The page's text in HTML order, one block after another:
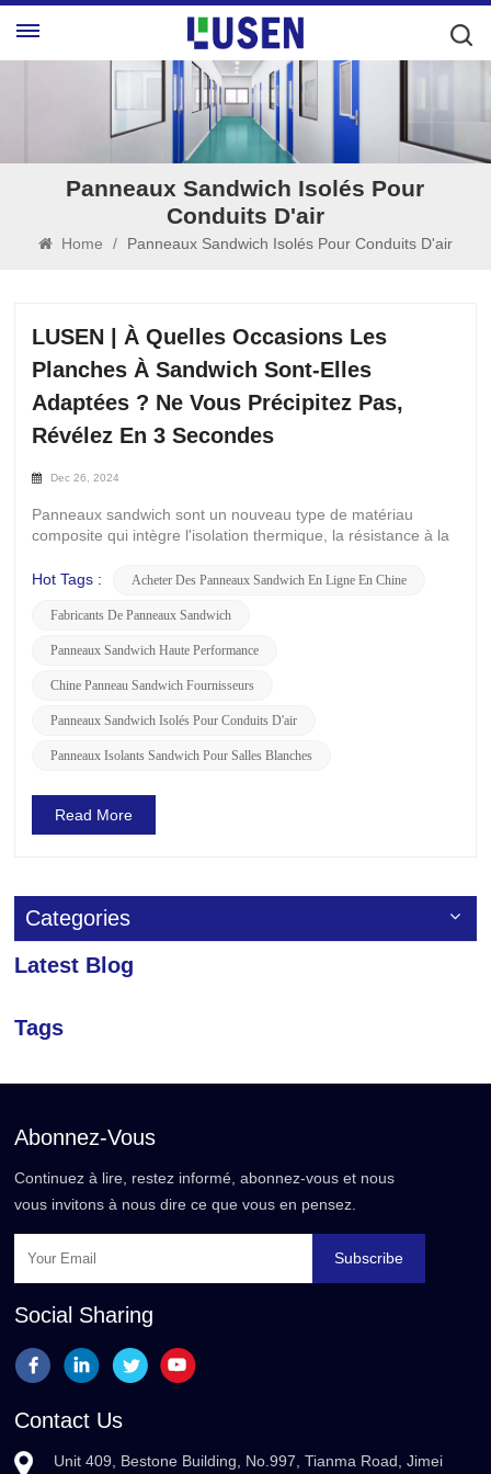
Panneaux Sandwich Isolés Pour
Conduits D'air
Home / Panneaux Sandwich Isolés Pour Conduits D'air
LUSEN | À Quelles Occasions Les
Planches À Sandwich Sont-Elles
Adaptées ? Ne Vous Précipitez Pas,
Révélez En 3 Secondes
Dec 26, 2024
Panneaux sandwich sont un nouveau type de matériau
composite qui intègre l'isolation thermique, la résistance à la
raison de leurs propriétés uniques et de leur large
divers do...
Hot Tags : Acheter Des Panneaux Sandwich En Ligne En Chine
Fabricants De Panneaux Sandwich
Panneaux Sandwich Haute Performance
Chine Panneau Sandwich Fournisseurs
Panneaux Sandwich Isolés Pour Conduits D'air
Panneaux Isolants Sandwich Pour Salles Blanches
Read More
Categories
Latest Blog
Tags
Abonnez-Vous
Continuez à lire, restez informé, abonnez-vous et nous
vous invitons à nous dire ce que vous en pensez.
Subscribe
Social Sharing
Contact Us
Unit 409, Bestone Building, No.997, Tianma Road, Jimei